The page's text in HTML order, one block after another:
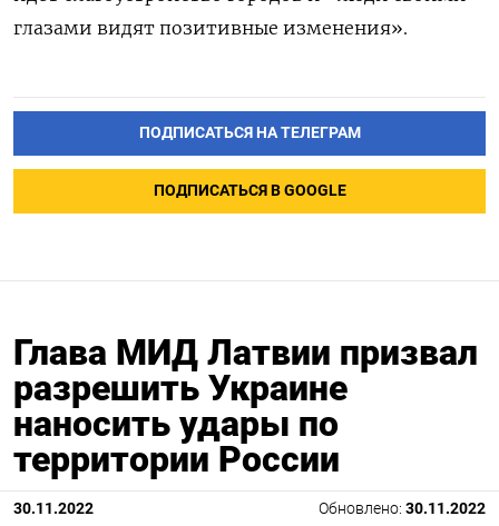
глазами видят позитивные изменения».
ПОДПИСАТЬСЯ НА ТЕЛЕГРАМ
ПОДПИСАТЬСЯ В GOOGLE
Глава МИД Латвии призвал
разрешить Украине
наносить удары по
территории России
30.11.2022 Обновлено: 30.11.2022